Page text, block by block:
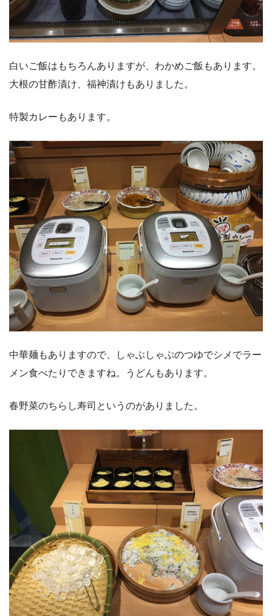
白いご飯はもちろんありますが、わかめご飯もあります。
大根の甘酢漬け、福神漬けもありました。
特製カレーもあります。
中華麺もありますので、しゃぶしゃぶのつゆでシメでラー
メン食べたりできますね。うどんもあります。
春野菜のちらし寿司というのがありました。